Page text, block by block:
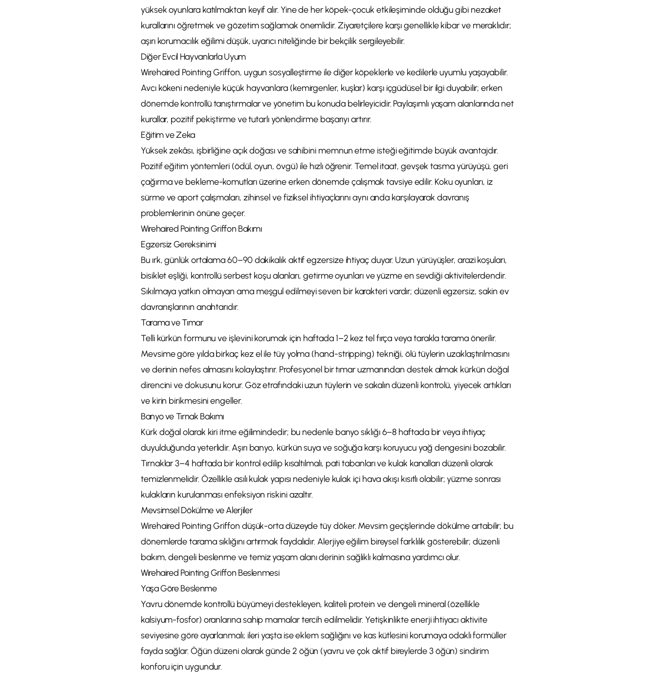
yüksek oyunlara katılmaktan keyif alır. Yine de her köpek-çocuk etkileşiminde olduğu gibi nezaket
kurallarını öğretmek ve gözetim sağlamak önemlidir. Ziyaretçilere karşı genellikle kibar ve meraklıdır;
aşırı korumacılık eğilimi düşük, uyarıcı niteliğinde bir bekçilik sergileyebilir.
Diğer Evcil Hayvanlarla Uyum
Wirehaired Pointing Griffon, uygun sosyalleştirme ile diğer köpeklerle ve kedilerle uyumlu yaşayabilir.
Avcı kökeni nedeniyle küçük hayvanlara (kemirgenler, kuşlar) karşı içgüdüsel bir ilgi duyabilir; erken
dönemde kontrollü tanıştırmalar ve yönetim bu konuda belirleyicidir. Paylaşımlı yaşam alanlarında net
kurallar, pozitif pekiştirme ve tutarlı yönlendirme başarıyı artırır.
Eğitim ve Zeka
Yüksek zekâsı, işbirliğine açık doğası ve sahibini memnun etme isteği eğitimde büyük avantajdır.
Pozitif eğitim yöntemleri (ödül, oyun, övgü) ile hızlı öğrenir. Temel itaat, gevşek tasma yürüyüşü, geri
çağırma ve bekleme-komutları üzerine erken dönemde çalışmak tavsiye edilir. Koku oyunları, iz
sürme ve aport çalışmaları, zihinsel ve fiziksel ihtiyaçlarını aynı anda karşılayarak davranış
problemlerinin önüne geçer.
Wirehaired Pointing Griffon Bakımı
Egzersiz Gereksinimi
Bu ırk, günlük ortalama 60–90 dakikalık aktif egzersize ihtiyaç duyar. Uzun yürüyüşler, arazi koşuları,
bisiklet eşliği, kontrollü serbest koşu alanları, getirme oyunları ve yüzme en sevdiği aktivitelerdendir.
Sıkılmaya yatkın olmayan ama meşgul edilmeyi seven bir karakteri vardır; düzenli egzersiz, sakin ev
davranışlarının anahtarıdır.
Tarama ve Tımar
Telli kürkün formunu ve işlevini korumak için haftada 1–2 kez tel fırça veya tarakla tarama önerilir.
Mevsime göre yılda birkaç kez el ile tüy yolma (hand-stripping) tekniği, ölü tüylerin uzaklaştırılmasını
ve derinin nefes almasını kolaylaştırır. Profesyonel bir tımar uzmanından destek almak kürkün doğal
direncini ve dokusunu korur. Göz etrafındaki uzun tüylerin ve sakalın düzenli kontrolü, yiyecek artıkları
ve kirin birikmesini engeller.
Banyo ve Tırnak Bakımı
Kürk doğal olarak kiri itme eğilimindedir; bu nedenle banyo sıklığı 6–8 haftada bir veya ihtiyaç
duyulduğunda yeterlidir. Aşırı banyo, kürkün suya ve soğuğa karşı koruyucu yağ dengesini bozabilir.
Tırnaklar 3–4 haftada bir kontrol edilip kısaltılmalı, pati tabanları ve kulak kanalları düzenli olarak
temizlenmelidir. Özellikle asılı kulak yapısı nedeniyle kulak içi hava akışı kısıtlı olabilir; yüzme sonrası
kulakların kurulanması enfeksiyon riskini azaltır.
Mevsimsel Dökülme ve Alerjiler
Wirehaired Pointing Griffon düşük-orta düzeyde tüy döker. Mevsim geçişlerinde dökülme artabilir; bu
dönemlerde tarama sıklığını artırmak faydalıdır. Alerjiye eğilim bireysel farklılık gösterebilir; düzenli
bakım, dengeli beslenme ve temiz yaşam alanı derinin sağlıklı kalmasına yardımcı olur.
Wirehaired Pointing Griffon Beslenmesi
Yaşa Göre Beslenme
Yavru dönemde kontrollü büyümeyi destekleyen, kaliteli protein ve dengeli mineral (özellikle
kalsiyum-fosfor) oranlarına sahip mamalar tercih edilmelidir. Yetişkinlikte enerji ihtiyacı aktivite
seviyesine göre ayarlanmalı; ileri yaşta ise eklem sağlığını ve kas kütlesini korumaya odaklı formüller
fayda sağlar. Öğün düzeni olarak günde 2 öğün (yavru ve çok aktif bireylerde 3 öğün) sindirim
konforu için uygundur.